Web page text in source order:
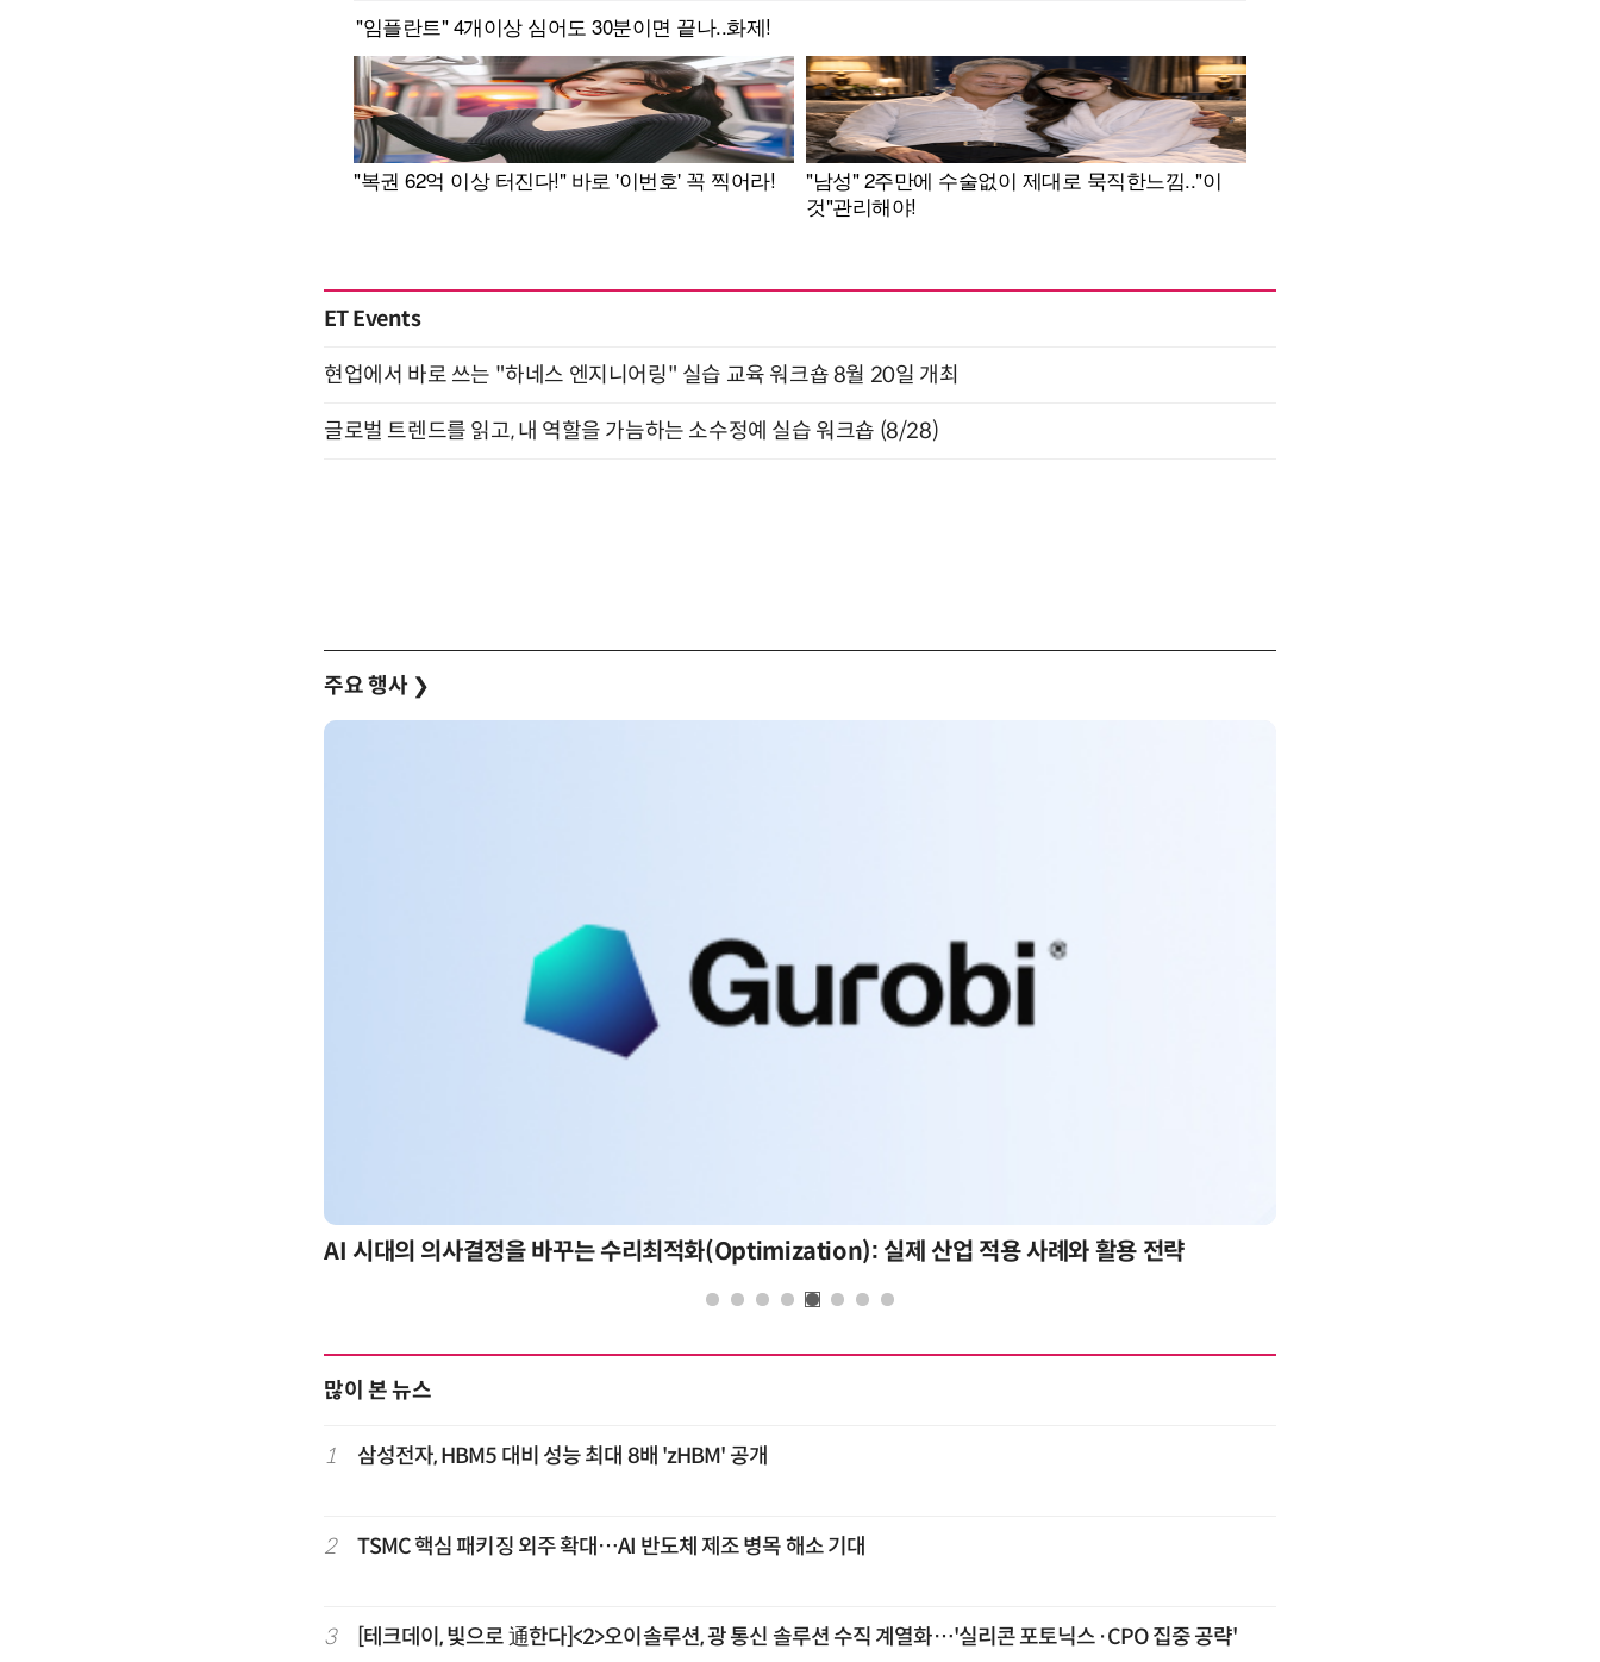
ET Events
현업에서 바로 쓰는 "하네스 엔지니어링" 실습 교육 워크숍 8월 20일 개최
글로벌 트렌드를 읽고, 내 역할을 가늠하는 소수정예 실습 워크숍 (8/28)
주요 행사 ❯
AI 시대의 의사결정을 바꾸는 수리최적화(Optimization): 실제 산업 적용 사례와 활용 전략
많이 본 뉴스
1 삼성전자, HBM5 대비 성능 최대 8배 'zHBM' 공개
2 TSMC 핵심 패키징 외주 확대…AI 반도체 제조 병목 해소 기대
3 [테크데이, 빛으로 通한다]<2>오이솔루션, 광 통신 솔루션 수직 계열화…'실리콘 포토닉스·CPO 집중 공략'